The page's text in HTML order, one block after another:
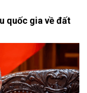
quốc gia về đất